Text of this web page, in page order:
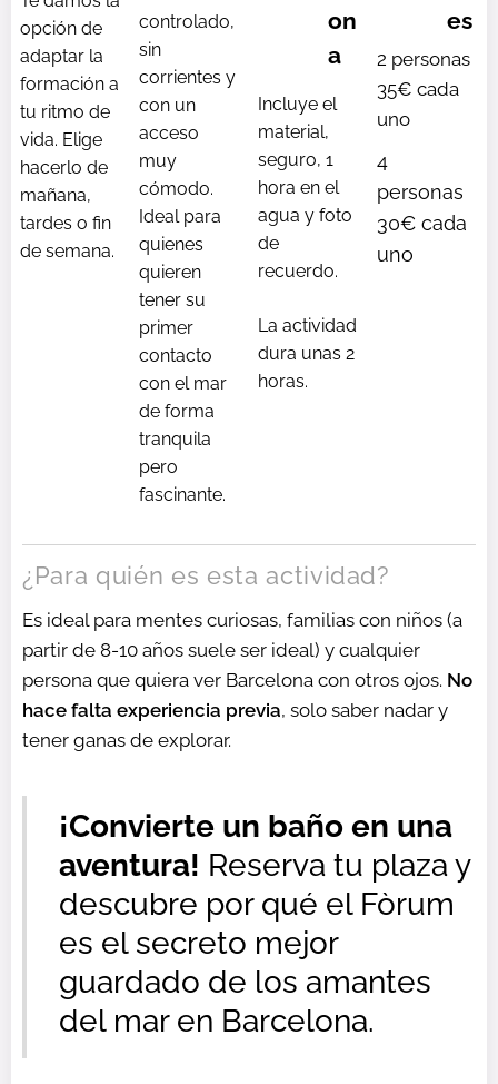
opción de
adaptar la
formación a
tu ritmo de
vida. Elige
hacerlo de
mañana,
tardes o fin
de semana.
controlado,
sin
corrientes y
con un
acceso
muy
cómodo.
Ideal para
quienes
quieren
tener su
primer
contacto
con el mar
de forma
tranquila
pero
fascinante.
on
a
Incluye el
material,
seguro, 1
hora en el
agua y foto
de
recuerdo.
La actividad
dura unas 2
horas.
es
2 personas
35€ cada
uno
4
personas
30€ cada
uno
¿Para quién es esta actividad?
Es ideal para mentes curiosas, familias con niños (a
partir de 8-10 años suele ser ideal) y cualquier
persona que quiera ver Barcelona con otros ojos. No
hace falta experiencia previa, solo saber nadar y
tener ganas de explorar.
¡Convierte un baño en una
aventura! Reserva tu plaza y
descubre por qué el Fòrum
es el secreto mejor
guardado de los amantes
del mar en Barcelona.